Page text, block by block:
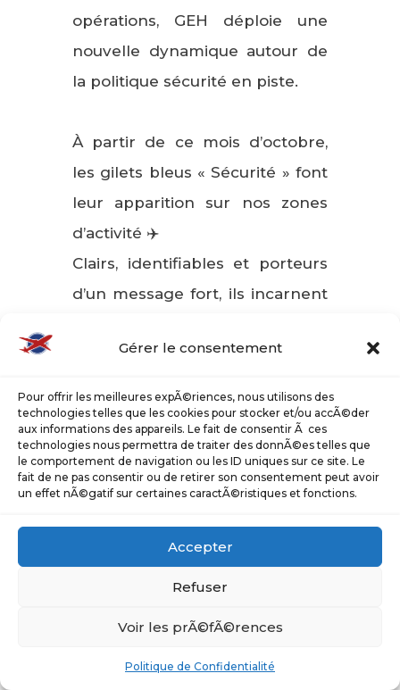
Gérer le consentement
Pour offrir les meilleures expÃ©riences, nous utilisons des
technologies telles que les cookies pour stocker et/ou accÃ©der
aux informations des appareils. Le fait de consentir Ã ces
technologies nous permettra de traiter des donnÃ©es telles que
le comportement de navigation ou les ID uniques sur ce site. Le
fait de ne pas consentir ou de retirer son consentement peut avoir
un effet nÃ©gatif sur certaines caractÃ©ristiques et fonctions.
Accepter
Refuser
Voir les prÃ©fÃ©rences
Politique de Confidentialité
opérations, GEH déploie une
nouvelle dynamique autour de
la politique sécurité en piste.
À partir de ce mois d’octobre,
les gilets bleus « Sécurité » font
leur apparition sur nos zones
d’activité ✈️
Clairs, identifiables et porteurs
d’un message fort, ils incarnent
renforcer la vigilance, la rigueur
Ce dispositif s’inscrit dans une
volonté partagée entre les
équipes opérationnelles, la
structurer durablement notre
culture sécurité.
Au-delà du symbole, c’est une
manière de rappeler que